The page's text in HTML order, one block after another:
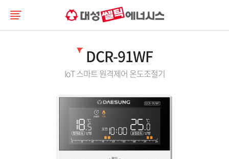
DCR-91WF
IoT 스마트 원격제어 온도조절기